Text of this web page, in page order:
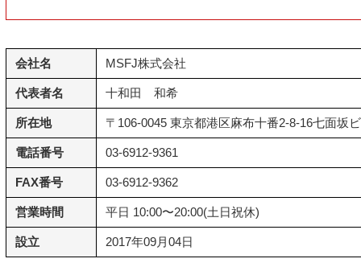
会社名 MSFJ株式会社
代表者名 十和田 和希
所在地 〒106-0045 東京都港区麻布十番2-8-16七面坂
電話番号 03-6912-9361
FAX番号 03-6912-9362
営業時間 平日 10:00〜20:00(土日祝休)
設立 2017年09月04日